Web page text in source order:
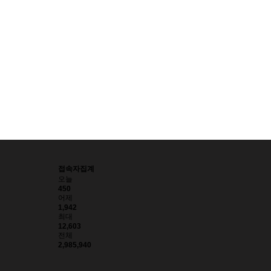
접속자집계
오늘
450
어제
1,942
최대
12,603
전체
2,985,940